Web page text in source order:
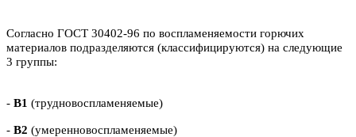
Согласно ГОСТ 30402-96 по воспламеняемости горючих
материалов подразделяются (классифицируются) на следующие
3 группы:
- В1 (трудновоспламеняемые)
- В2 (умеренновоспламеняемые)